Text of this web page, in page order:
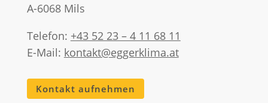
A-6068 Mils
Telefon: +43 52 23 – 4 11 68 11
E-Mail: kontakt@eggerklima.at
Kontakt aufnehmen